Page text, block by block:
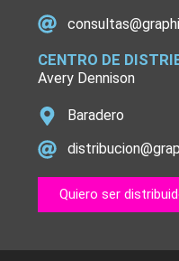
CENTRO DE
Avery Dennison
Baradero
Quiero ser